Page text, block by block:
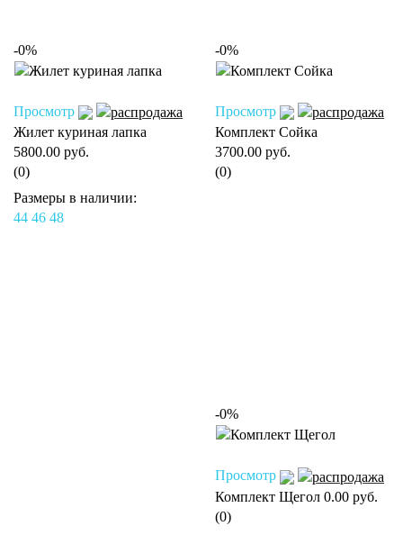
-0%
Просмотр
Жилет куриная лапка
5800.00 руб.
(0)
Размеры в наличии:
44 46 48
-0%
Просмотр
Комплект Сойка
3700.00 руб.
(0)
-0%
Просмотр
Комплект Щегол 0.00 руб.
(0)